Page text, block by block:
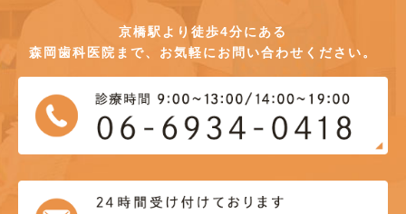
京橋駅より徒歩4分にある
森岡歯科医院まで、お気軽にお問い合わせください。